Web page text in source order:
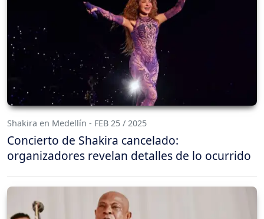
Shakira en Medellín - FEB 25 / 2025
Concierto de Shakira cancelado:
organizadores revelan detalles de lo ocurrido